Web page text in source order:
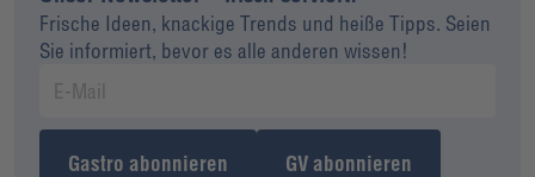
Frische Ideen, knackige Trends und heiße Tipps. Seien
Sie informiert, bevor es alle anderen wissen!
Gastro abonnieren GV abonnieren